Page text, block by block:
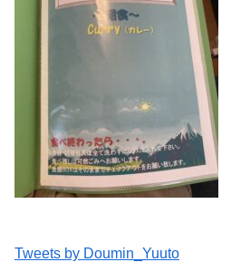
Tweets by Doumin_Yuuto